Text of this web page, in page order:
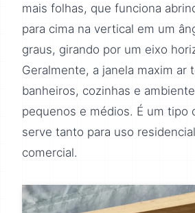
mais folhas, que funciona
para cima na vertical em um
graus, girando por um eixo
Geralmente, a janela maxim ar
banheiros, cozinhas e
pequenos e médios. É um tipo
serve tanto para uso
comercial.